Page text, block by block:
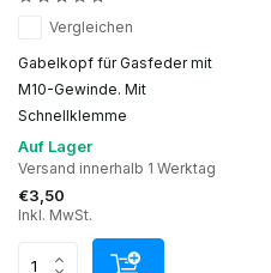
Vergleichen
Gabelkopf für Gasfeder mit
M10-Gewinde. Mit
Schnellklemme
Auf Lager
Versand innerhalb 1 Werktag
€3,50
Inkl. MwSt.